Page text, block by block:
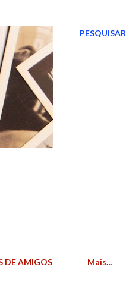
PESQUISAR
DE AMIGOS Mais…